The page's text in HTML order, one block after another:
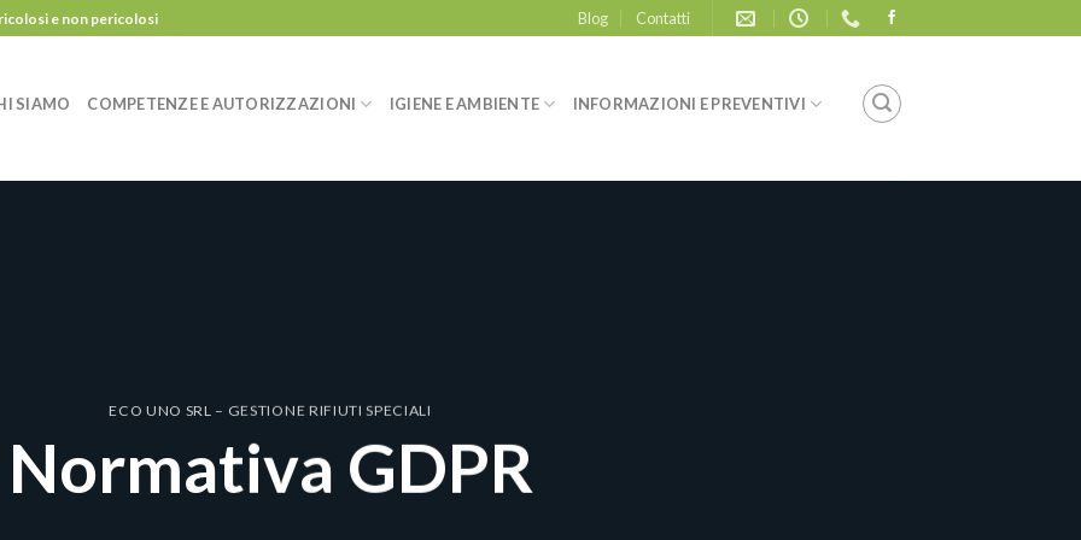
e non pericolosi Blog Contatti
SIAMO COMPETENZE E AUTORIZZAZIONI IGIENE E AMBIENTE INFORMAZIONI E PREVENTIVI
ECO UNO SRL – GESTIONE RIFIUTI SPECIALI
Normativa GDPR